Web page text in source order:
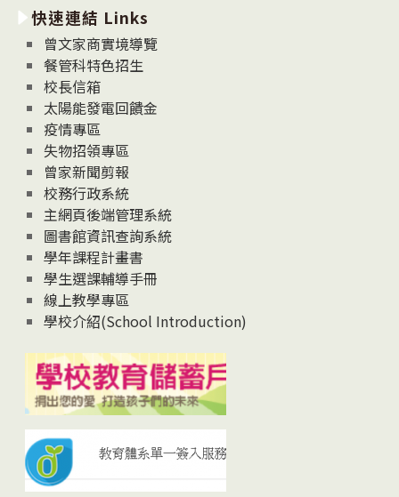
消
息
News
快速連結 Links
曾文家商實境導覽
餐管科特色招生
校長信箱
太陽能發電回饋金
疫情專區
失物招領專區
曾家新聞剪報
校務行政系統
主網頁後端管理系統
圖書館資訊查詢系統
學年課程計畫書
學生選課輔導手冊
線上教學專區
學校介紹(School Introduction)